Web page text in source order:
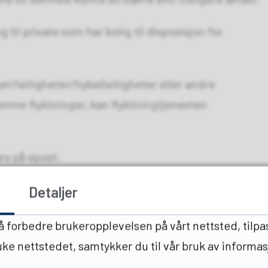
til private som har bolig til disposisjon for
leiligheter/hybelleiligheter eller andre
flyktninger, kan flyktningtjenesten
på epost:
Detaljer
forbedre brukeropplevelsen på vårt nettsted,
nettstedet, samtykker du til vår bruk av